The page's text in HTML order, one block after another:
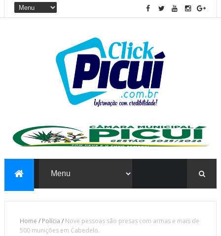
Home / Polícia / Nove pessoas são presas com armas e mais de
500 munições em Cabedelo.